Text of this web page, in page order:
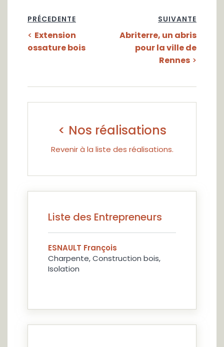
PRÉCEDENTE
< Extension
ossature bois
SUIVANTE
Abriterre, un abris
pour la ville de
Rennes >
< Nos réalisations
Revenir à la liste des réalisations.
Liste des Entrepreneurs
ESNAULT François
Charpente, Construction bois,
Isolation